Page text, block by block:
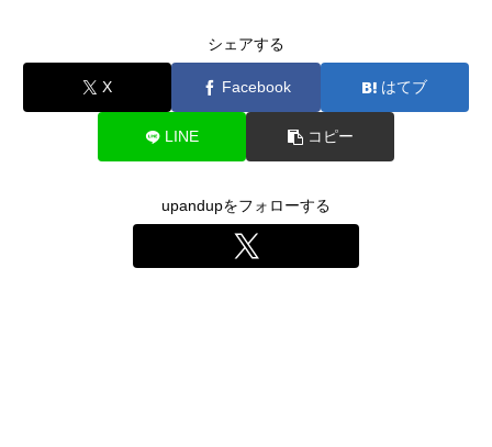
シェアする
X Facebook はてブ
LINE コピー
upandupをフォローする